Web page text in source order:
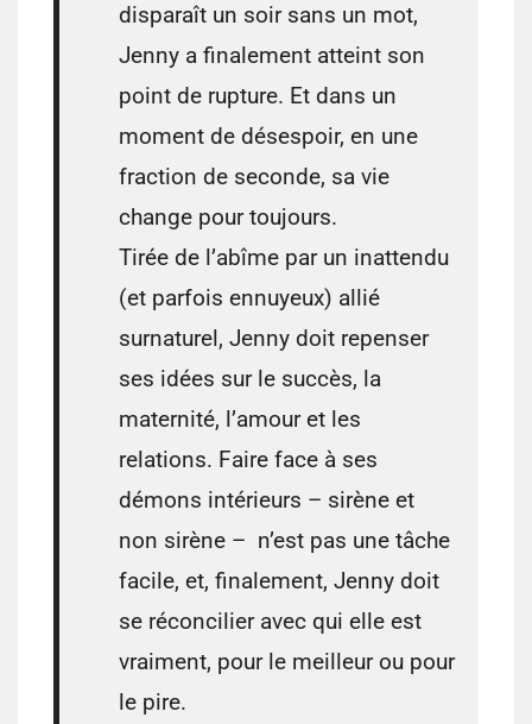
disparaît un soir sans un mot,
Jenny a finalement atteint son
point de rupture. Et dans un
moment de désespoir, en une
fraction de seconde, sa vie
change pour toujours.
Tirée de l’abîme par un inattendu
(et parfois ennuyeux) allié
surnaturel, Jenny doit repenser
ses idées sur le succès, la
maternité, l’amour et les
relations. Faire face à ses
démons intérieurs – sirène et
non sirène – n’est pas une tâche
facile, et, finalement, Jenny doit
se réconcilier avec qui elle est
vraiment, pour le meilleur ou pour
le pire.